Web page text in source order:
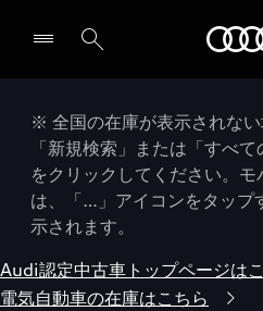
※ 全国の在庫が表示されな
「新規検索」または「すべ
をクリックしてください。
は、「…」アイコンをタップ
示されます。
Audi認定中古車トップページは
電気自動車の在庫はこちら